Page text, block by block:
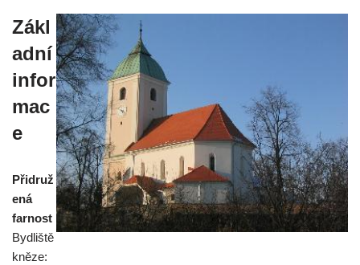
Zákl
adní
infor
mac
e
Přidruž
ená
farnost
Bydliště
kněze: